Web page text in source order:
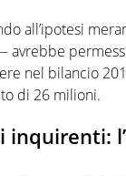
all’ipotesi
nel bilancio
di 26 milioni.
inquirenti: